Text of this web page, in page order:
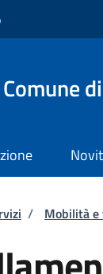
Comune
di
/ Mobilità